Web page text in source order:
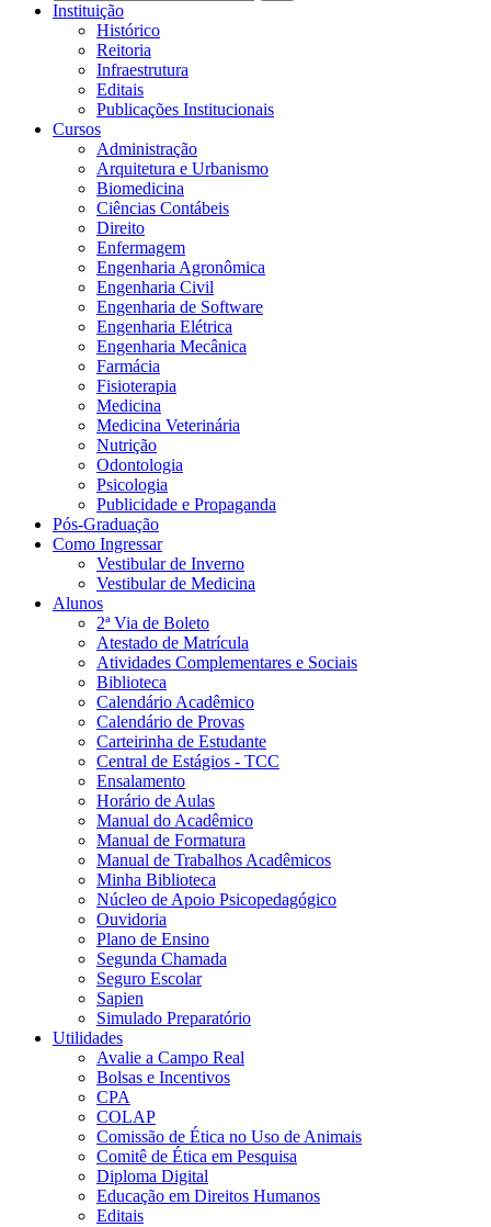
Instituição
Histórico
Reitoria
Infraestrutura
Editais
Publicações Institucionais
Cursos
Administração
Arquitetura e Urbanismo
Biomedicina
Ciências Contábeis
Direito
Enfermagem
Engenharia Agronômica
Engenharia Civil
Engenharia de Software
Engenharia Elétrica
Engenharia Mecânica
Farmácia
Fisioterapia
Medicina
Medicina Veterinária
Nutrição
Odontologia
Psicologia
Publicidade e Propaganda
Pós-Graduação
Como Ingressar
Vestibular de Inverno
Vestibular de Medicina
Alunos
2ª Via de Boleto
Atestado de Matrícula
Atividades Complementares e Sociais
Biblioteca
Calendário Acadêmico
Calendário de Provas
Carteirinha de Estudante
Central de Estágios - TCC
Ensalamento
Horário de Aulas
Manual do Acadêmico
Manual de Formatura
Manual de Trabalhos Acadêmicos
Minha Biblioteca
Núcleo de Apoio Psicopedagógico
Ouvidoria
Plano de Ensino
Segunda Chamada
Seguro Escolar
Sapien
Simulado Preparatório
Utilidades
Avalie a Campo Real
Bolsas e Incentivos
CPA
COLAP
Comissão de Ética no Uso de Animais
Comitê de Ética em Pesquisa
Diploma Digital
Educação em Direitos Humanos
Editais